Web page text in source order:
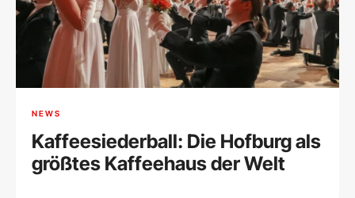
NEWS
Kaffeesiederball: Die Hofburg als
größtes Kaffeehaus der Welt